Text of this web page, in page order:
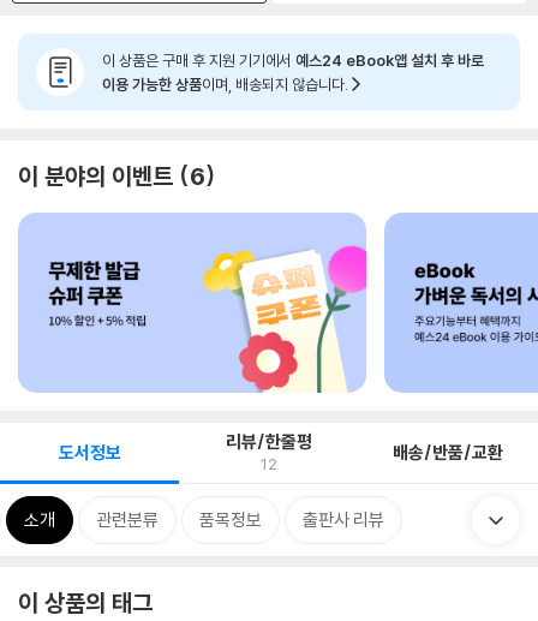
이 상품은 구매 후 지원 기기에서 예스24 eBook앱 설치 후 바로
이용 가능한 상품이며, 배송되지 않습니다.
이 분야의 이벤트 6
도서정보 리뷰/한줄평
12 배송/반품/교환
소개 관련분류 품목정보 출판사 리뷰
이 상품의 태그